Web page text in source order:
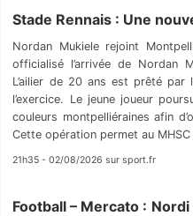
Stade Rennais : Une
Nordan Mukiele rejoint
officialisé l’arrivée de Nordan
L’ailier de 20 ans est prêté par
l’exercice. Le jeune joueur
couleurs montpelliéraines afin
Cette opération permet au
21h35 - 02/08/2026 sur sport.fr
Football – Mercato :